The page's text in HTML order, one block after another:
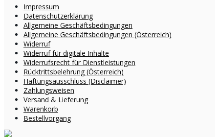
Impressum
Datenschutzerklärung
Allgemeine Geschäftsbedingungen
Allgemeine Geschäftsbedingungen (Österreich)
Widerruf
Widerruf für digitale Inhalte
Widerrufsrecht für Dienstleistungen
Rücktrittsbelehrung (Österreich)
Haftungsausschluss (Disclaimer)
Zahlungsweisen
Versand & Lieferung
Warenkorb
Bestellvorgang